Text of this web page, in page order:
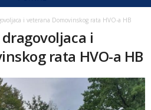
i veterana Domovinskog rata HVO-a HB
i
rata HVO-a HB